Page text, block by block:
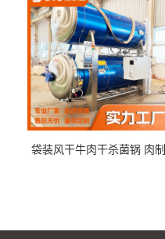
袋装风干牛肉干杀菌锅 肉制